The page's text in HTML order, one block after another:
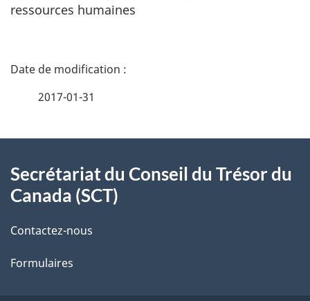
ressources humaines
D
i
s
d
2017-01-31
propos
de
ce
site
Secrétariat du Conseil du Trésor du
Canada (SCT)
Contactez-nous
Formulaires